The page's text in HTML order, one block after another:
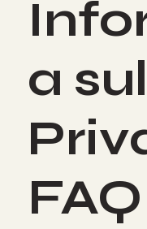
a
FAQ